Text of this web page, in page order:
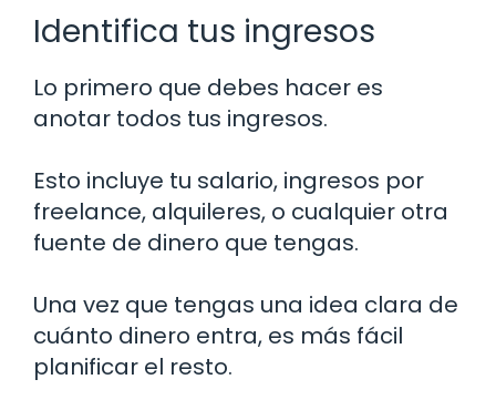
Identifica tus ingresos
Lo primero que debes hacer es
anotar todos tus ingresos.
Esto incluye tu salario, ingresos por
freelance, alquileres, o cualquier otra
fuente de dinero que tengas.
Una vez que tengas una idea clara de
cuánto dinero entra, es más fácil
planificar el resto.